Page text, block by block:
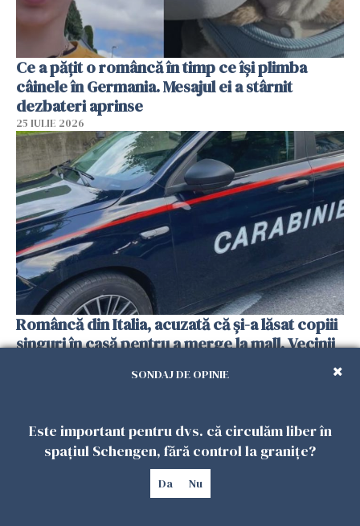
Ce a pățit o româncă în timp ce își plimba
câinele în Germania. Mesajul ei a stârnit
dezbateri aprinse
25 IULIE 2026
Româncă din Italia, acuzată că și-a lăsat copiii
singuri în casă pentru a merge la mall. Vecinii
SONDAJ DE OPINIE
Este important pentru dvs. că circulăm liber în
spațiul Schengen, fără control la granițe?
Da Nu